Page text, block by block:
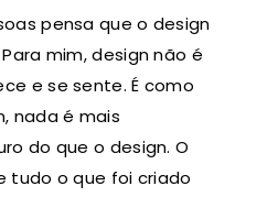
pensa que o design
mim, design não é
e se sente. É como
nada é mais
do que o design. O
tudo o que foi criado